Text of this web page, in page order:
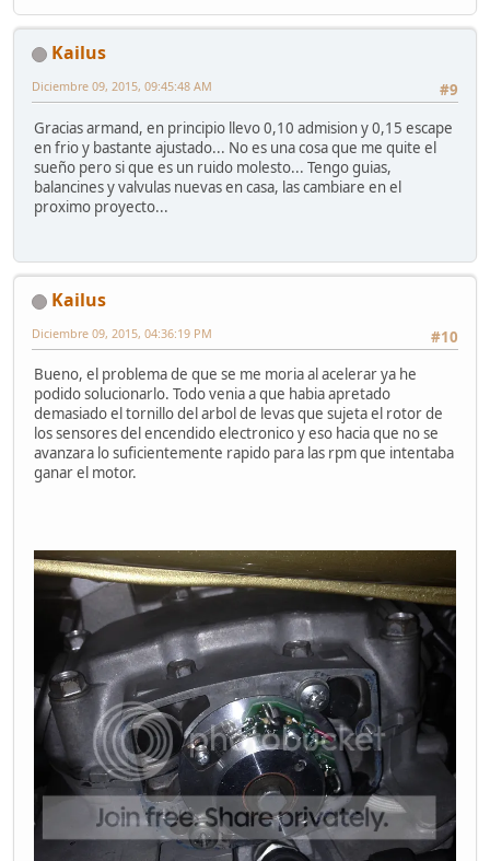
Kailus
#9
Diciembre 09, 2015, 09:45:48 AM
Gracias armand, en principio llevo 0,10 admision y 0,15 escape
en frio y bastante ajustado... No es una cosa que me quite el
sueño pero si que es un ruido molesto... Tengo guias,
balancines y valvulas nuevas en casa, las cambiare en el
proximo proyecto...
Kailus
#10
Diciembre 09, 2015, 04:36:19 PM
Bueno, el problema de que se me moria al acelerar ya he
podido solucionarlo. Todo venia a que habia apretado
demasiado el tornillo del arbol de levas que sujeta el rotor de
los sensores del encendido electronico y eso hacia que no se
avanzara lo suficientemente rapido para las rpm que intentaba
ganar el motor.